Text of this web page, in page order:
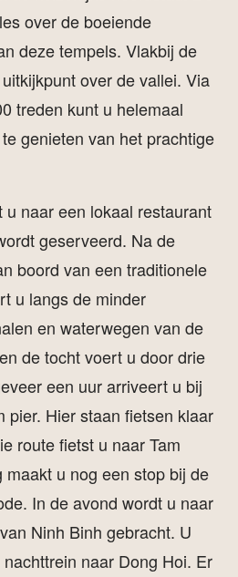
over de boeiende
deze tempels. Vlakbij de
over de vallei. Via
treden kunt u helemaal
genieten van het prachtige
u naar een lokaal restaurant
geserveerd. Na de
boord van een traditionele
u langs de minder
en waterwegen van de
de tocht voert u door drie
een uur arriveert u bij
pier. Hier staan fietsen klaar
route fietst u naar Tam
maakt u nog een stop bij de
In de avond wordt u naar
Ninh Binh gebracht. U
naar Dong Hoi. Er